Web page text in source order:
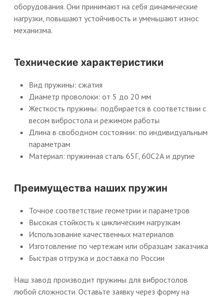
оборудования. Они принимают на себя динамические
нагрузки, повышают устойчивость и уменьшают износ
механизма.
Технические характеристики
Вид пружины: сжатия
Диаметр проволоки: от 5 до 20 мм
Жесткость пружины: подбирается в соответствии с
весом вибростола и режимом работы
Длина в свободном состоянии: по индивидуальным
параметрам
Материал: пружинная сталь 65Г, 60С2А и другие
Преимущества наших пружин
Точное соответствие геометрии и параметров
Высокая стойкость к циклическим нагрузкам
Использование качественных материалов
Изготовление по чертежам или образцам заказчика
Быстрая отгрузка и доставка по России
Наш завод производит пружины для вибростолов
любой сложности. Оставьте заявку через форму на